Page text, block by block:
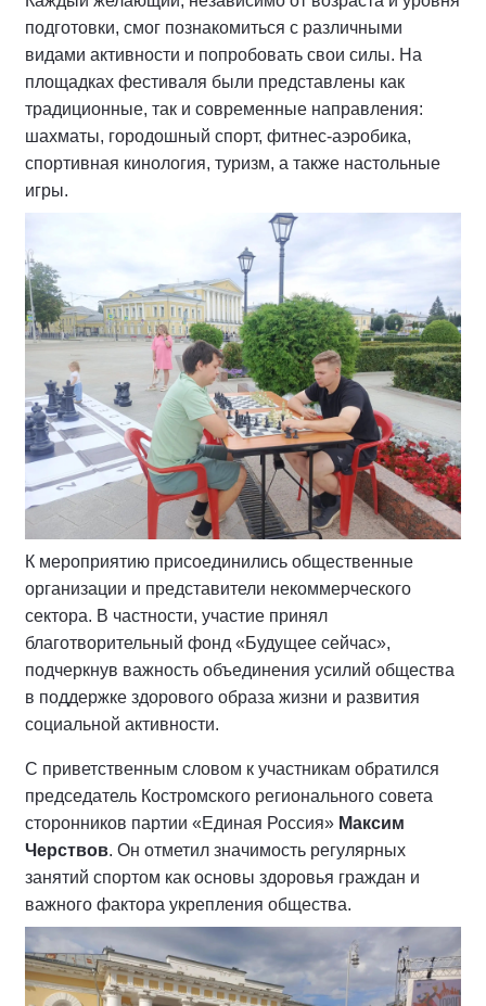
подготовки, смог познакомиться с различными
видами активности и попробовать свои силы. На
площадках фестиваля были представлены как
традиционные, так и современные направления:
шахматы, городошный спорт, фитнес-аэробика,
спортивная кинология, туризм, а также настольные
игры.
К мероприятию присоединились общественные
организации и представители некоммерческого
сектора. В частности, участие принял
благотворительный фонд «Будущее сейчас»,
подчеркнув важность объединения усилий общества
в поддержке здорового образа жизни и развития
социальной активности.
С приветственным словом к участникам обратился
председатель Костромского регионального совета
сторонников партии «Единая Россия» Максим
Черствов. Он отметил значимость регулярных
занятий спортом как основы здоровья граждан и
важного фактора укрепления общества.